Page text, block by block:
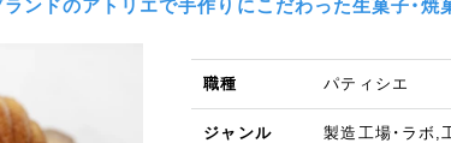
ドのアトリエで手作りにこだわった生菓子・焼
職種 パティシエ
ジャンル 製造工場・ラボ,